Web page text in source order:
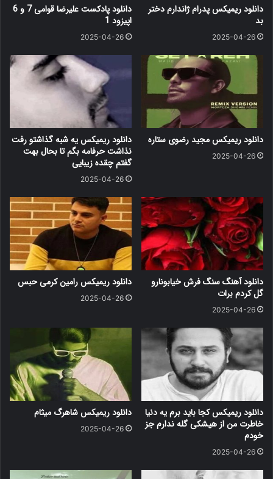
دانلود ریمیکس پدرام ژاندارم دختر
بد
2025-04-26
دانلود پادکست علیرضا قوامی 7 و 6
اپیزود 1
2025-04-26
دانلود ریمیکس مجید رضوی ستاره
2025-04-26
دانلود ریمیکس یه شبه گذاشتو رفت
نذاشت حرفامه بگم تا بحال بهت
گفتم چقده زیبایی
2025-04-26
دانلود آهنگ سنگ فرش خیابونارو
گل کردم برات
2025-04-26
دانلود ریمیکس رامین کرمی حبس
2025-04-26
دانلود ریمیکس کجا باید برم یه دنیا
خاطرت من از هیشکی گله ندارم جز
خودم
2025-04-26
دانلود ریمیکس شاهرگ میثام
2025-04-26